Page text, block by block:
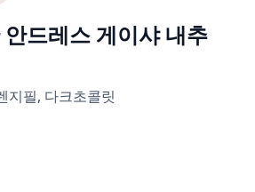
드레스 게이샤 내추
지필, 다크초콜릿